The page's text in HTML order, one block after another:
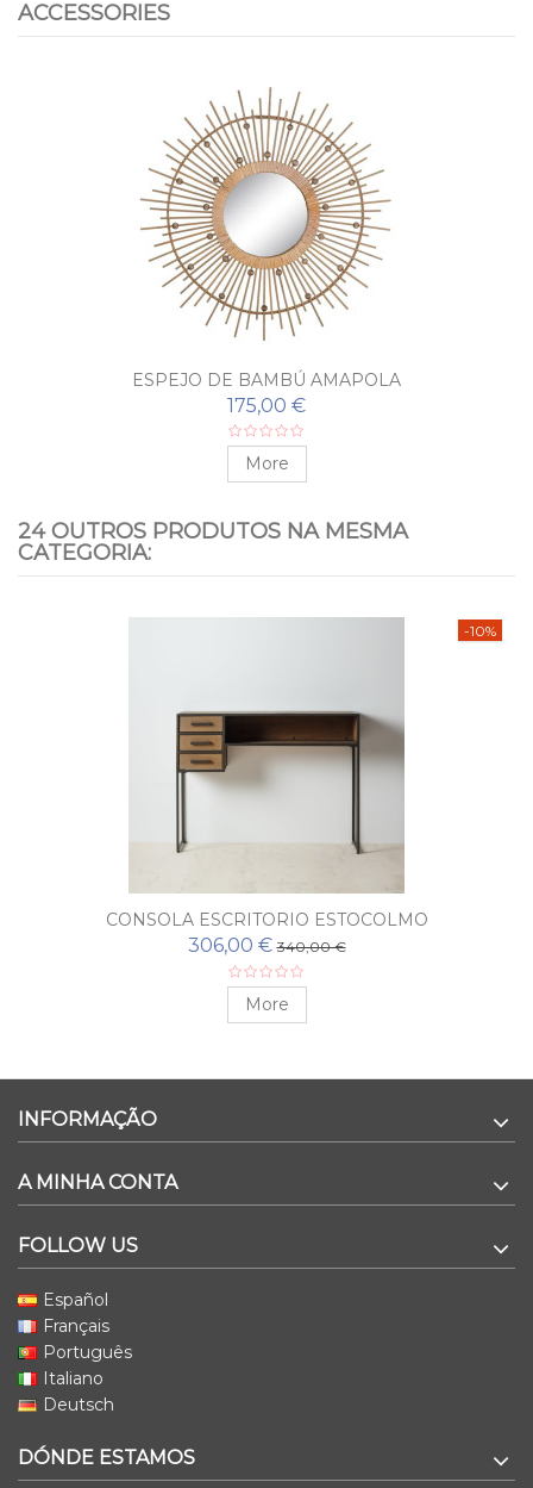
ACCESSORIES
ESPEJO DE BAMBÚ AMAPOLA
175,00 €
More
24 OUTROS PRODUTOS NA MESMA
CATEGORIA:
-10%
CONSOLA ESCRITORIO ESTOCOLMO
306,00 €340,00 €
More
INFORMAÇÃO
A MINHA CONTA
FOLLOW US
Español
Français
Português
Italiano
Deutsch
DÓNDE ESTAMOS